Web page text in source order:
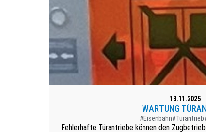
18.11.2025
WARTUNG
#Eisenbahn#Türantrieb
Fehlerhafte Türantriebe können den